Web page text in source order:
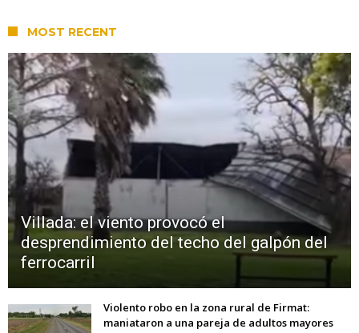
MOST RECENT
Villada: el viento provocó el
desprendimiento del techo del galpón del
ferrocarril
Violento robo en la zona rural de Firmat:
maniataron a una pareja de adultos mayores